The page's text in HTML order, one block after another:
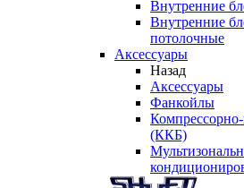
Внутренние
Внутренние
потолочные
Аксессуары
Назад
Аксессуары
Фанкойлы
(ККБ)